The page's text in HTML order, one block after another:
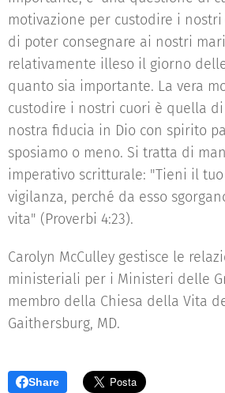
motivazione per custodire i
di poter consegnare ai nostri
relativamente illeso il giorno
quanto sia importante. La vera
custodire i nostri cuori è quella
nostra fiducia in Dio con spirito
sposiamo o meno. Si tratta di
imperativo scritturale: "Tieni il
vigilanza, perché da esso
vita" (Proverbi 4:23).
Carolyn McCulley gestisce le
ministeriali per i Ministeri delle
membro della Chiesa della Vita
Gaithersburg, MD.
Share